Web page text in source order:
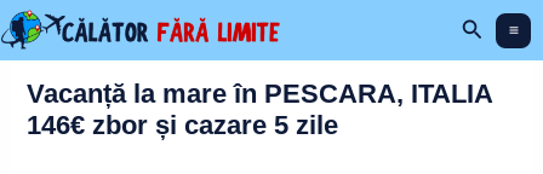
Skip
to
content
Search
Vacanță la mare în PESCARA, ITALIA
146€ zbor și cazare 5 zile